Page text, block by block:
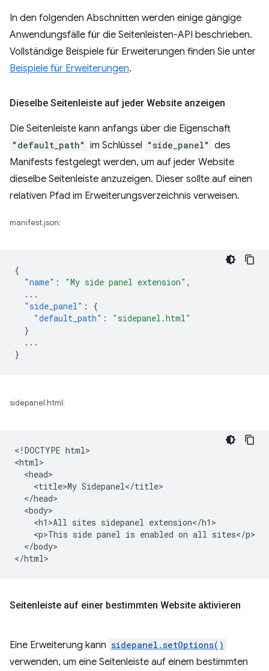
In den folgenden Abschnitten werden einige gängige
Anwendungsfälle für die Seitenleisten-API beschrieben.
Vollständige Beispiele für Erweiterungen finden Sie unter
Beispiele für Erweiterungen.
Dieselbe Seitenleiste auf jeder Website anzeigen
Die Seitenleiste kann anfangs über die Eigenschaft
"default_path" im Schlüssel "side_panel" des
Manifests festgelegt werden, um auf jeder Website
dieselbe Seitenleiste anzuzeigen. Dieser sollte auf einen
relativen Pfad im Erweiterungsverzeichnis verweisen.
manifest.json:
{
"name" : "My side panel extension" ,
...
"side_panel" :
{
"default_path" :
"sidepanel.html"
}
...
}
sidepanel.html:
<!DOCTYPE html>
<html>
  <head>
    <title>My Sidepanel</title>
  </head>
  <body>
    <h1>All sites sidepanel extension</h1>
    <p>This side panel is enabled on all sites</p>
  </body>
Seitenleiste auf einer bestimmten Website aktivieren
Eine Erweiterung kann sidepanel.setOptions()
verwenden, um eine Seitenleiste auf einem bestimmten